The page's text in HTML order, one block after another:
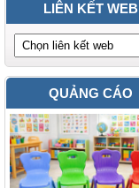
LIÊN KẾT WEB
QUẢNG CÁO